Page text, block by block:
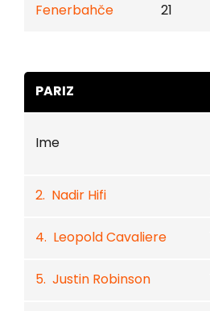
Fenerbahče 21
PARIZ
Ime
2. Nadir Hifi
4. Leopold Cavaliere
5. Justin Robinson